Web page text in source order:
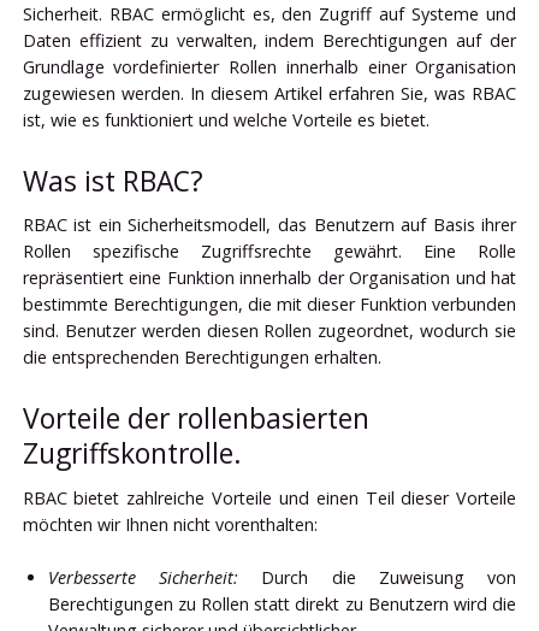
Sicherheit. RBAC ermöglicht es, den Zugriff auf Systeme und
Daten effizient zu verwalten, indem Berechtigungen auf der
Grundlage vordefinierter Rollen innerhalb einer Organisation
zugewiesen werden. In diesem Artikel erfahren Sie, was RBAC
ist, wie es funktioniert und welche Vorteile es bietet.
Was ist RBAC?
RBAC ist ein Sicherheitsmodell, das Benutzern auf Basis ihrer
Rollen spezifische Zugriffsrechte gewährt. Eine Rolle
repräsentiert eine Funktion innerhalb der Organisation und hat
bestimmte Berechtigungen, die mit dieser Funktion verbunden
sind. Benutzer werden diesen Rollen zugeordnet, wodurch sie
die entsprechenden Berechtigungen erhalten.
Vorteile der rollenbasierten
Zugriffskontrolle.
RBAC bietet zahlreiche Vorteile und einen Teil dieser Vorteile
möchten wir Ihnen nicht vorenthalten:
Verbesserte Sicherheit: Durch die Zuweisung von
Berechtigungen zu Rollen statt direkt zu Benutzern wird die